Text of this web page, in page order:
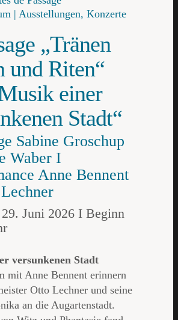
| Ausstellungen, Konzerte
„Tränen
und Riten“
einer
Stadt“
Sabine Groschup
Waber I
Anne Bennent
Juni 2026 I Beginn
versunkenen Stadt
mit Anne Bennent erinnern
Otto Lechner und seine
an die Augartenstadt.